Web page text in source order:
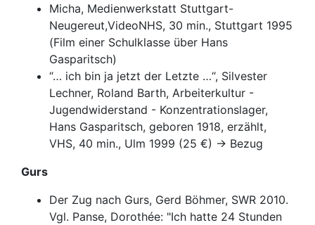
Micha, Medienwerkstatt Stuttgart-
Neugereut,VideoNHS, 30 min., Stuttgart 1995
(Film einer Schulklasse über Hans
Gasparitsch)
“… ich bin ja jetzt der Letzte …“, Silvester
Lechner, Roland Barth, Arbeiterkultur -
Jugendwiderstand - Konzentrationslager,
Hans Gasparitsch, geboren 1918, erzählt,
VHS, 40 min., Ulm 1999 (25 €) → Bezug
Gurs
Der Zug nach Gurs, Gerd Böhmer, SWR 2010.
Vgl. Panse, Dorothée: "Ich hatte 24 Stunden